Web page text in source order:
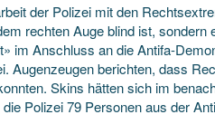
der Polizei mitden
rechten Auge blind ist,
im Anschluss an die Antifa-
Augenzeugen berichten, dass
Skins hätten sich im
Polizei 79 Personen aus der